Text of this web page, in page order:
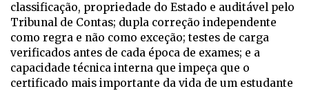
classificação, propriedade do Estado e auditável pelo
Tribunal de Contas; dupla correção independente
como regra e não como exceção; testes de carga
verificados antes de cada época de exames; e a
capacidade técnica interna que impeça que o
certificado mais importante da vida de um estudante